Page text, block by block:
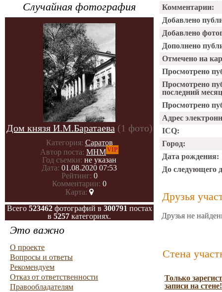
Случайная фотография
Дом князя И.М.Баратаева (1 фото)
Категория: Саратов
Автор поста: МНМVIP
Год съемки: не указан
Дата: 01.08.2020 07:53
Рейтинг: 0
Комментарии: 0
Карта:
Всего 523462фотографий в 300791 постах
в 5257 категориях.
Это важно
О проекте
Вопросы и ответы
Рекомендуем
Отказ от ответственности
Правообладателям
Комментарии:
Добавлено
Добавлено
Дополнено
Отмечено на
Просмотрено
Просмотрено
последний
Просмотрено
Адрес
ICQ:
Город:
Дата рождения:
До следующего
Друзья
Друзья не
Стена
Только
записи на стене!